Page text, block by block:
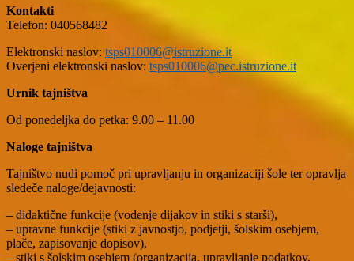
Kontakti
Telefon: 040568482
Elektronski naslov: tsps010006@istruzione.it
Overjeni elektronski naslov: tsps010006@pec.istruzione.it
Urnik tajništva
Od ponedeljka do petka: 9.00 – 11.00
Naloge tajništva
Tajništvo nudi pomoč pri upravljanju in organizaciji šole ter opravlja
sledeče naloge/dejavnosti:
– didaktične funkcije (vodenje dijakov in stiki s starši),
– upravne funkcije (stiki z javnostjo, podjetji, šolskim osebjem,
plače, zapisovanje dopisov),
– stiki s šolskim osebjem (organizacija, upravljanje podatkov,